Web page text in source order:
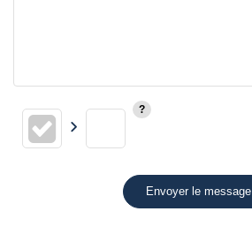
Envoyer le message